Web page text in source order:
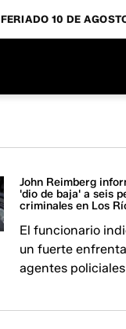
FERIADO 10 DE
John Reimberg
'dio de baja' a seis
criminales en Los
El funcionario
un fuerte
agentes